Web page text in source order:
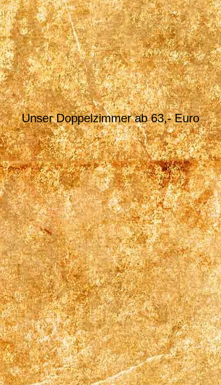
04_IMG_51591
Unser Doppelzimmer ab 63,- Euro